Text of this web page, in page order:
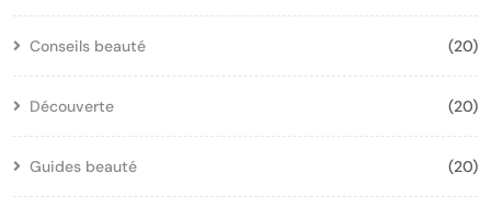
Conseils beauté (20)
Découverte (20)
Guides beauté (20)